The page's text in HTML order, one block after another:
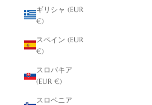
ギリシャ (EUR
€)
スペイン (EUR
€)
スロバキア
(EUR €)
スロベニア